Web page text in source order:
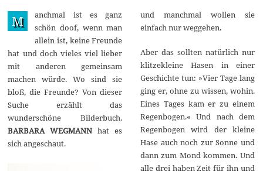
u
n
i
0
2
M
anchmal ist es ganz
schön doof, wenn man
allein ist, keine Freunde
hat und doch vieles viel lieber
mit anderen gemeinsam
machen würde. Wo sind sie
bloß, die Freunde? Von dieser
Suche erzählt das
wunderschöne Bilderbuch.
BARBARA WEGMANNhat es
sich angeschaut.
und manchmal wollen sie
einfach nur weggehen.
Aber das sollten natürlich nur
klitzekleine Hasen in einer
Geschichte tun: »Vier Tage lang
ging er, ohne zu wissen, wohin.
Eines Tages kam er zu einem
Regenbogen.« Und nach dem
Regenbogen wird der kleine
Hase auch noch zur Sonne und
dann zum Mond kommen. Und
alle drei haben Zeit für ihn und